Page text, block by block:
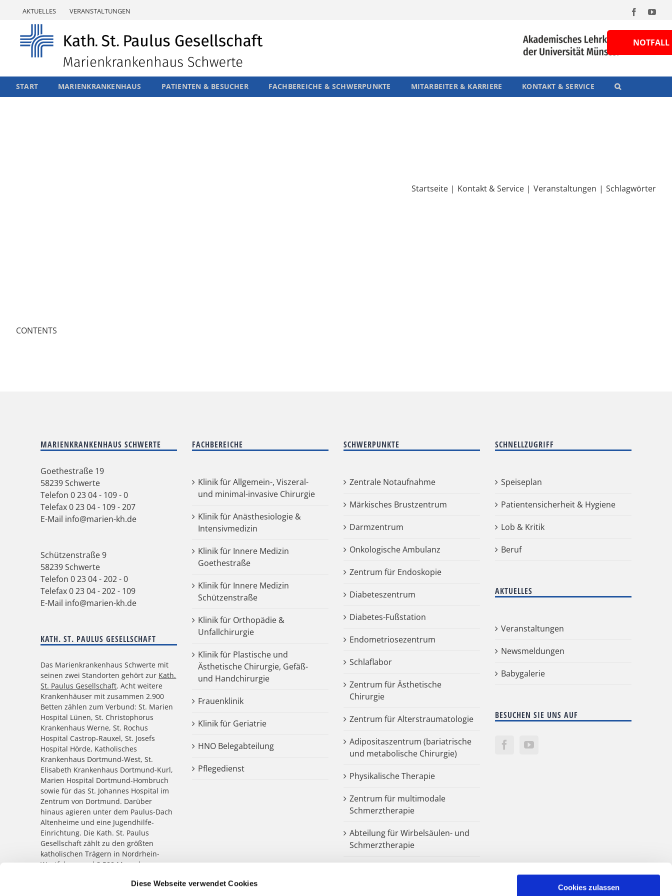
Diese Webseite verwendet Cookies
Cookies zulassen
AKTUELLES VERANSTALTUNGEN Facebook
START MARIENKRANKENHAUS PATIENTEN & BESUCHER FACHBEREICHE & SCHWERPUNKTE MITARBEITER & KARRIERE KONTAKT & SERVICE
Startseite Kontakt & Service Veranstaltungen Schlagwörter
CONTENTS
MARIENKRANKENHAUS SCHWERTE
Goethestraße 19
58239 Schwerte
Telefon0 23 04 - 109 - 0
Telefax 0 23 04 - 109 - 207
E-Mail info@marien-kh.de
Schützenstraße 9
58239 Schwerte
Telefon0 23 04 - 202 - 0
Telefax 0 23 04 - 202 - 109
E-Mail info@marien-kh.de
KATH. ST. PAULUS GESELLSCHAFT
Das Marienkrankenhaus Schwerte mit
seinen zwei Standorten gehört zur Kath.
St. Paulus Gesellschaft. Acht weitere
Krankenhäuser mit zusammen 2.900
Betten zählen zum Verbund: St. Marien
Hospital Lünen, St. Christophorus
Krankenhaus Werne, St. Rochus
Hospital Castrop-Rauxel, St. Josefs
Hospital Hörde, Katholisches
Krankenhaus Dortmund-West, St.
Elisabeth Krankenhaus Dortmund-Kurl,
Marien Hospital Dortmund-Hombruch
sowie für das St. Johannes Hospital im
Zentrum von Dortmund. Darüber
hinaus agieren unter dem Paulus-Dach
Altenheime und eine Jugendhilfe-
Einrichtung. Die Kath. St. Paulus
Gesellschaft zählt zu den größten
katholischen Trägern in Nordrhein-
Westfalen; rund 8.500 Menschen
anvertrauten Patient:innen,
FACHBEREICHE
Klinik für Allgemein-, Viszeral-
und minimal-invasive Chirurgie
Klinik für Anästhesiologie &
Intensivmedizin
Klinik für Innere Medizin
Goethestraße
Klinik für Innere Medizin
Schützenstraße
Klinik für Orthopädie &
Unfallchirurgie
Klinik für Plastische und
Ästhetische Chirurgie, Gefäß-
und Handchirurgie
Frauenklinik
Klinik für Geriatrie
HNO Belegabteilung
Pflegedienst
SCHWERPUNKTE
Zentrale Notaufnahme
Märkisches Brustzentrum
Darmzentrum
Onkologische Ambulanz
Zentrum für Endoskopie
Diabeteszentrum
Diabetes-Fußstation
Endometriosezentrum
Schlaflabor
Zentrum für Ästhetische
Chirurgie
Zentrum für Alterstraumatologie
Adipositaszentrum (bariatrische
und metabolische Chirurgie)
Physikalische Therapie
Zentrum für multimodale
Schmerztherapie
Abteilung für Wirbelsäulen- und
Schmerztherapie
SCHNELLZUGRIFF
Speiseplan
Patientensicherheit & Hygiene
Lob & Kritik
Beruf
AKTUELLES
Veranstaltungen
Newsmeldungen
Babygalerie
BESUCHEN SIE UNS AUF
NOTFALL